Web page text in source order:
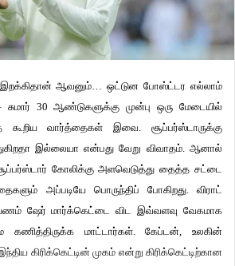
ஆவனும்… ஒட்டுன போஸ்ட்டர எல்லாம்
சுமார் 30 ஆண்டுகளுக்கு முன்பு ஒரு மேடையில்
கூறிய வார்த்தைகள் இவை. சூப்பர்ஸ்டாருக்கு
இல்லையா என்பது வேறு விவாதம். ஆனால்
கோலிக்கு அளவெடுத்து தைத்த சட்டை
அப்படியே பொருந்திப் போகிறது. விராட்
ஷேர் மார்க்கெட்டை விட இவ்வளவு வேகமாக
கணித்திருக்க மாட்டார்கள். கேப்டன், உலகின்
கிரிக்கெட்டின் முகம் என்று கிரிக்கெட்டிற்கான